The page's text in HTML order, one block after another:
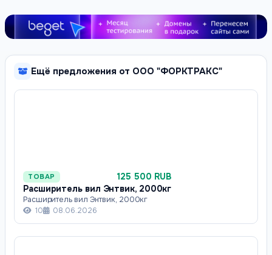
Ещё предложения от ООО "ФОРКТРАКС"
ТОВАР
125 500 RUB
Расширитель вил Энтвик, 2000кг
Расширитель вил Энтвик, 2000кг
10
08.06.2026